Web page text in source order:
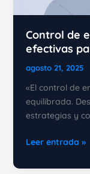
Control de
efectivas
agosto 21, 2025
«El control de
equilibrada.
estrategias y
Control
emociones:
Leer entrada »